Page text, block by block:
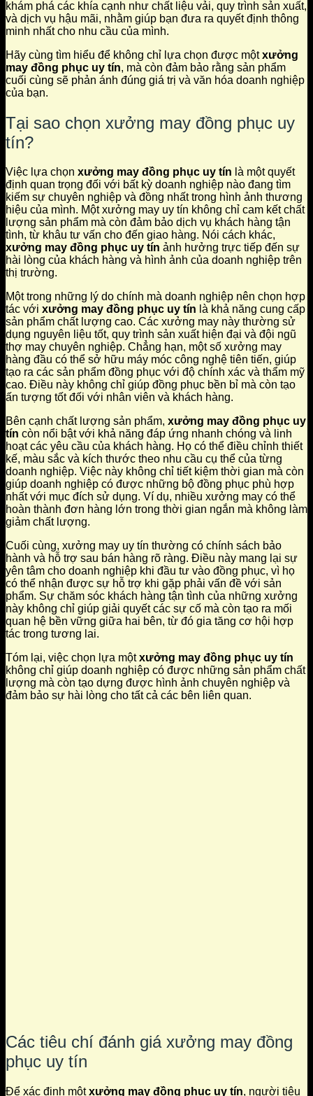
khám phá các khía cạnh như chất liệu vải, quy trình sản xuất,
và dịch vụ hậu mãi, nhằm giúp bạn đưa ra quyết định thông
minh nhất cho nhu cầu của mình.
Hãy cùng tìm hiểu để không chỉ lựa chọn được mộtxưởng
may đồng phục uy tín, mà còn đảm bảo rằng sản phẩm
cuối cùng sẽ phản ánh đúng giá trị và văn hóa doanh nghiệp
của bạn.
Tại sao chọn xưởng may đồng phục uy
tín?
Việc lựa chọn xưởng may đồng phục uy tín là một quyết
định quan trọng đối với bất kỳ doanh nghiệp nào đang tìm
kiếm sự chuyên nghiệp và đồng nhất trong hình ảnh thương
hiệu của mình. Một xưởng may uy tín không chỉ cam kết chất
lượng sản phẩm mà còn đảm bảo dịch vụ khách hàng tận
tình, từ khâu tư vấn cho đến giao hàng. Nói cách khác,
xưởng may đồng phục uy tín ảnh hưởng trực tiếp đến sự
hài lòng của khách hàng và hình ảnh của doanh nghiệp trên
thị trường.
Một trong những lý do chính mà doanh nghiệp nên chọn hợp
tác với xưởng may đồng phục uy tín là khả năng cung cấp
sản phẩm chất lượng cao. Các xưởng may này thường sử
dụng nguyên liệu tốt, quy trình sản xuất hiện đại và đội ngũ
thợ may chuyên nghiệp. Chẳng hạn, một số xưởng may
hàng đầu có thể sở hữu máy móc công nghệ tiên tiến, giúp
tạo ra các sản phẩm đồng phục với độ chính xác và thẩm mỹ
cao. Điều này không chỉ giúp đồng phục bền bỉ mà còn tạo
ấn tượng tốt đối với nhân viên và khách hàng.
Bên cạnh chất lượng sản phẩm, xưởng may đồng phục uy
tín còn nổi bật với khả năng đáp ứng nhanh chóng và linh
hoạt các yêu cầu của khách hàng. Họ có thể điều chỉnh thiết
kế, màu sắc và kích thước theo nhu cầu cụ thể của từng
doanh nghiệp. Việc này không chỉ tiết kiệm thời gian mà còn
giúp doanh nghiệp có được những bộ đồng phục phù hợp
nhất với mục đích sử dụng. Ví dụ, nhiều xưởng may có thể
hoàn thành đơn hàng lớn trong thời gian ngắn mà không làm
giảm chất lượng.
Cuối cùng, xưởng may uy tín thường có chính sách bảo
hành và hỗ trợ sau bán hàng rõ ràng. Điều này mang lại sự
yên tâm cho doanh nghiệp khi đầu tư vào đồng phục, vì họ
có thể nhận được sự hỗ trợ khi gặp phải vấn đề với sản
phẩm. Sự chăm sóc khách hàng tận tình của những xưởng
này không chỉ giúp giải quyết các sự cố mà còn tạo ra mối
quan hệ bền vững giữa hai bên, từ đó gia tăng cơ hội hợp
tác trong tương lai.
Tóm lại, việc chọn lựa mộtxưởng may đồng phục uy tín
không chỉ giúp doanh nghiệp có được những sản phẩm chất
lượng mà còn tạo dựng được hình ảnh chuyên nghiệp và
đảm bảo sự hài lòng cho tất cả các bên liên quan.
Các tiêu chí đánh giá xưởng may đồng
phục uy tín
Để xác định mộtxưởng may đồng phục uy tín, người tiêu